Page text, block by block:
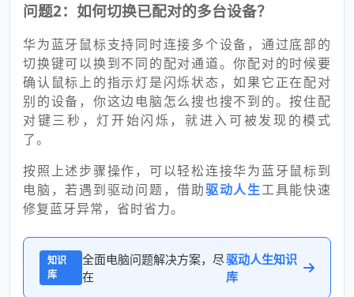
问题2：如何切换已配对的多台设备？
华为蓝牙鼠标支持同时连接多个设备，通过底部的
切换键可以换到不同的配对通道。你配对的时候要
确认鼠标上的指示灯是闪烁状态，如果它正在配对
别的设备，你这边电脑怎么搜也搜不到的。按住配
对键三秒，灯开始闪烁，就进入可被发现的模式
了。
按照上述步骤操作，可以轻松连接华为蓝牙鼠标到
电脑，若遇到驱动问题，借助驱动人生工具能快速
修复蓝牙异常，省时省力。
知识
库
全面电脑问题解决方案，尽
在
驱动人生知识
库